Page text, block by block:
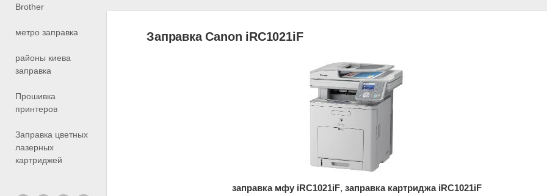
Brother
метро заправка
районы киева
заправка
Прошивка
принтеров
Заправка цветных
лазерных
картриджей
Заправка Canon iRC1021iF
заправка мфу iRC1021iF, заправка картриджа iRC1021iF